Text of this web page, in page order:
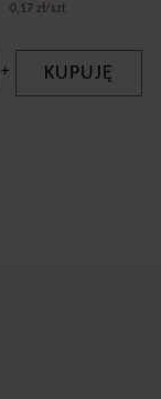
0,17 zł/szt
+ KUPUJĘ